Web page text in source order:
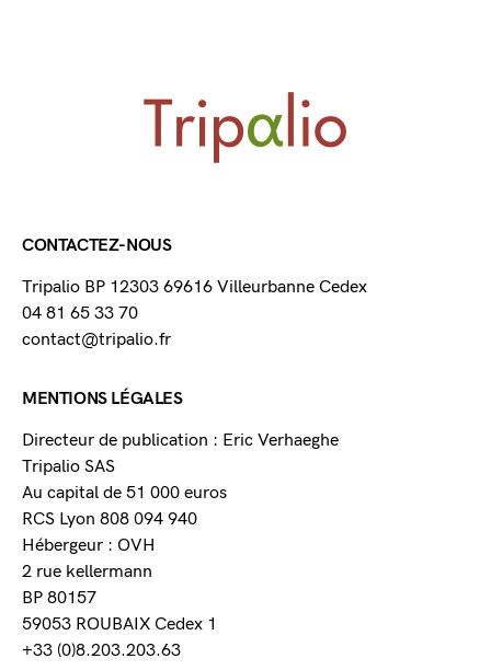
CONTACTEZ-NOUS
Tripalio BP 12303 69616 Villeurbanne Cedex
04 81 65 33 70
contact@tripalio.fr
MENTIONS LÉGALES
Directeur de publication : Eric Verhaeghe
Tripalio SAS
Au capital de 51 000 euros
RCS Lyon 808 094 940
Hébergeur : OVH
2 rue kellermann
BP 80157
59053 ROUBAIX Cedex 1
+33 (0)8.203.203.63